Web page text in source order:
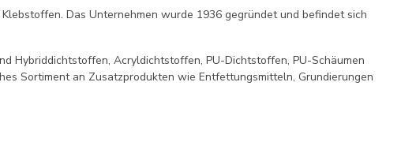
Das Unternehmen wurde 1936 gegründet und befindet sich
Hybriddichtstoffen, Acryldichtstoffen, PU-Dichtstoffen, PU-Schäumen
Sortiment an Zusatzprodukten wie Entfettungsmitteln, Grundierungen